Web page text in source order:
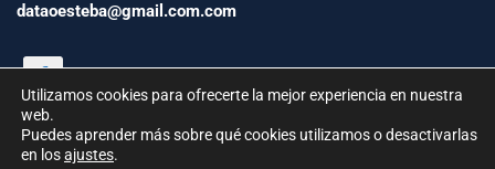
dataoesteba@gmail.com.com
Utilizamos cookies para ofrecerte la mejor experiencia en nuestra
web.
Puedes aprender más sobre qué cookies utilizamos o desactivarlas
en losajustes.